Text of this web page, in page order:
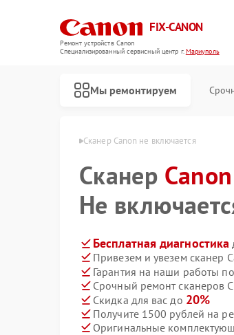
FIX-CANON
Ремонт устройств Canon
Специализированный cервисный центр г.Мариуполь
Мы ремонтируем
в Мариуполе Сканер Canon не включается
Сканер Canon
Не
Бесплатная диагностика
Привезем и увезем сканер
Гарантия на наши работы
Срочный ремонт сканеров
Скидка для вас до 20%
Получите 1500 рублей на
Оригинальные